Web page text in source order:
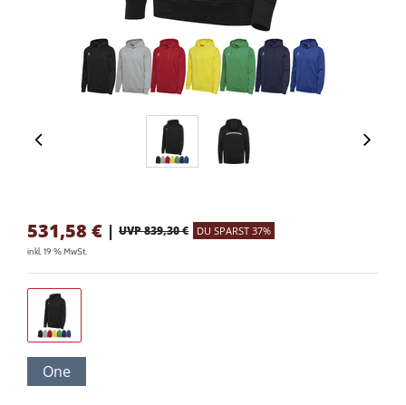
531,58 € | UVP 839,30 € DU SPARST 37%
inkl. 19 % MwSt.
One